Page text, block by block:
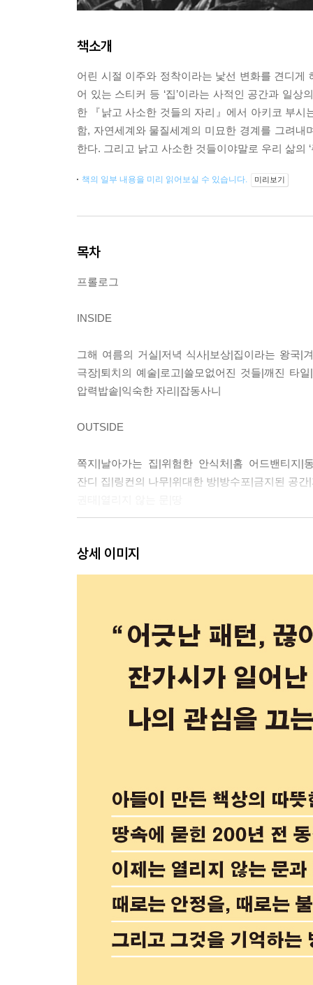
책소개
어린 시절 이주와 정착이라는 낯선 변화를 견디
어 있는 스티커 등 ‘집’이라는 사적인 공간과 일
한 『낡고 사소한 것들의 자리』에서 아키코 부
함, 자연세계와 물질세계의 미묘한 경계를 그려
한다. 그리고 낡고 사소한 것들이야말로 우리 삶의
책의 일부 내용을 미리 읽어보실 수 있습니다. 미리보기
목차
프롤로그
INSIDE
그해 여름의 거실|저녁 식사|보상|집이라는 왕국|
극장|퇴치의 예술|로고|쓸모없어진 것들|깨진 타
압력밥솥|익숙한 자리|잡동사니
OUTSIDE
쪽지|날아가는 집|위험한 안식처|홈 어드밴티지|
잔디 집|링컨의 나무|위대한 방|방수포|금지된 공
상세 이미지